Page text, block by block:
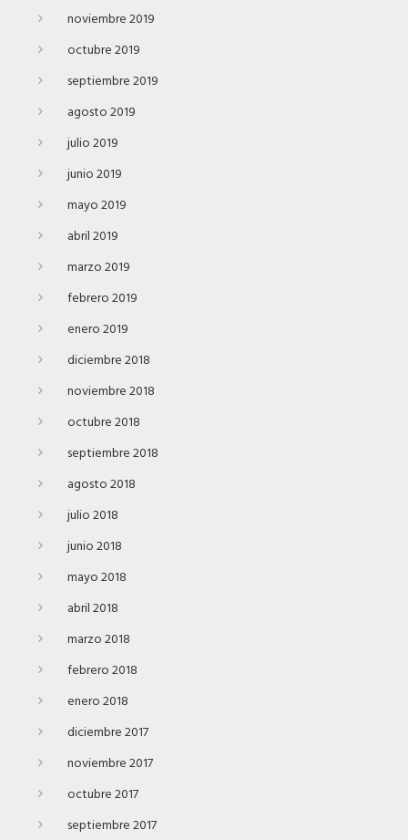
noviembre 2019
octubre 2019
septiembre 2019
agosto 2019
julio 2019
junio 2019
mayo 2019
abril 2019
marzo 2019
febrero 2019
enero 2019
diciembre 2018
noviembre 2018
octubre 2018
septiembre 2018
agosto 2018
julio 2018
junio 2018
mayo 2018
abril 2018
marzo 2018
febrero 2018
enero 2018
diciembre 2017
noviembre 2017
octubre 2017
septiembre 2017